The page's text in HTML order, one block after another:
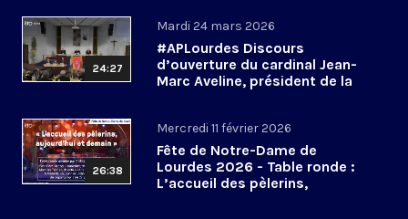
24:27
Mardi 24 mars 2026
#APLourdes Discours
d’ouverture du cardinal Jean-
Marc Aveline, président de la
26:38
Mercredi 11 février 2026
Fête de Notre-Dame de
Lourdes 2026 - Table ronde :
L’accueil des pèlerins,